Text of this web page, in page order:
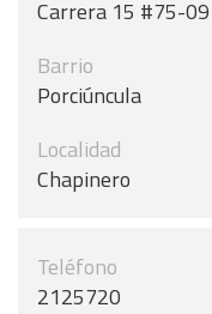
Carrera 15 #75-09
Barrio
Porciúncula
Localidad
Chapinero
Teléfono
2125720